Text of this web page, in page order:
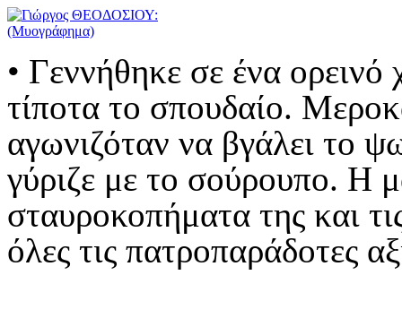
• Γεννήθηκε σε ένα
τίποτα το σπουδαίο.
αγωνιζόταν να βγάλει το
γύριζε με το σούρουπο. Η
σταυροκοπήματα της και
όλες τις πατροπαράδοτες